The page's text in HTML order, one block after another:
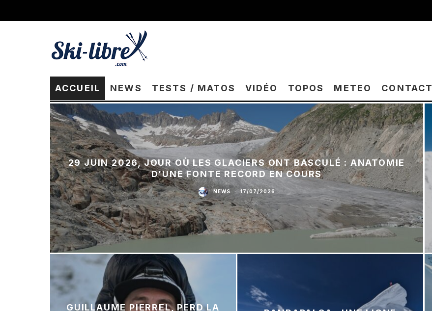
ACCUEIL NEWS TESTS / MATOS VIDÉO TOPOS METEO CONTACT
29 JUIN 2026, JOUR OÙ LES GLACIERS ONT BASCULÉ : ANATOMIE
D’UNE FONTE RECORD EN COURS
NEWS · 17/07/2026
GUILLAUME PIERREL, PERD LA